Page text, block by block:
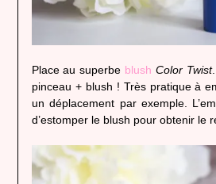
Place au superbe blush Color Twist
pinceau + blush ! Très pratique à
un déplacement par exemple.
d’estomper le blush pour obtenir le